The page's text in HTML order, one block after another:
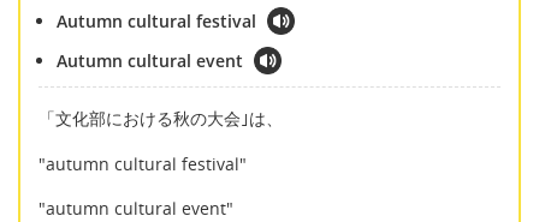
Autumn cultural festival
Autumn cultural event
「文化部における秋の大会｣は、
"autumn cultural festival"
"autumn cultural event"